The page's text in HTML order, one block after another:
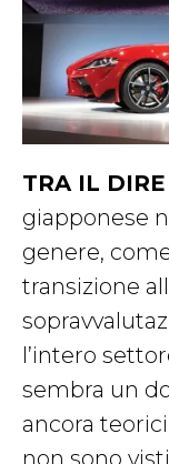
TRA IL
giapponese
genere,
transizione
l’intero
sembra un
ancora
non sono